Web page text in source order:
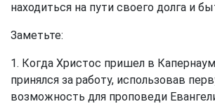
находиться на пути своего долга и
Заметьте:
1. Когда Христос пришел в
принялся за работу, использовав
возможность для проповеди